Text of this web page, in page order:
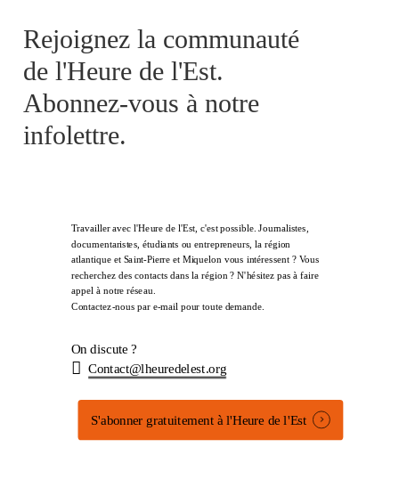
Rejoignez la communauté
de l'Heure de l'Est.
Abonnez-vous à notre
infolettre.
Travailler avec l'Heure de l'Est, c'est possible. Journalistes,
documentaristes, étudiants ou entrepreneurs, la région
atlantique et Saint-Pierre et Miquelon vous intéressent ? Vous
recherchez des contacts dans la région ? N'hésitez pas à faire
appel à notre réseau.
Contactez-nous par e-mail pour toute demande.
On discute ?
Contact@lheuredelest.org
S'abonner gratuitement à l'Heure de l'Est